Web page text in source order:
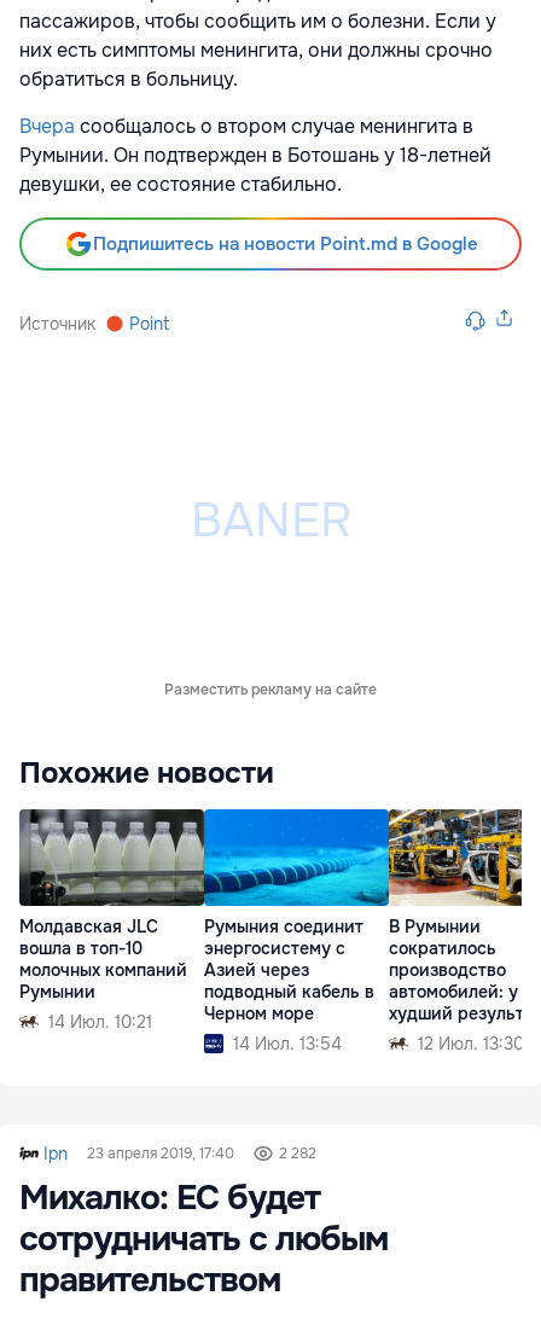
пассажиров, чтобы сообщить им о болезни. Если у
них есть симптомы менингита, они должны срочно
обратиться в больницу.
Вчера сообщалось о втором случае менингита в
Румынии. Он подтвержден в Ботошань у 18-летней
девушки, ее состояние стабильно.
Подпишитесь на новости Point.md в Google
Источник Point
Разместить рекламу на сайте
Похожие новости
Молдавская JLC
вошла в топ-10
молочных компаний
Румынии
14 Июл. 10:21
Румыния соединит
энергосистему с
Азией через
подводный кабель в
Черном море
14 Июл. 13:54
В Румынии
сократилось
производство
автомобилей: у
худший результат
12 Июл. 13:30
Ipn 23 апреля 2019, 17:40 2 282
Михалко: ЕС будет
сотрудничать с любым
правительством